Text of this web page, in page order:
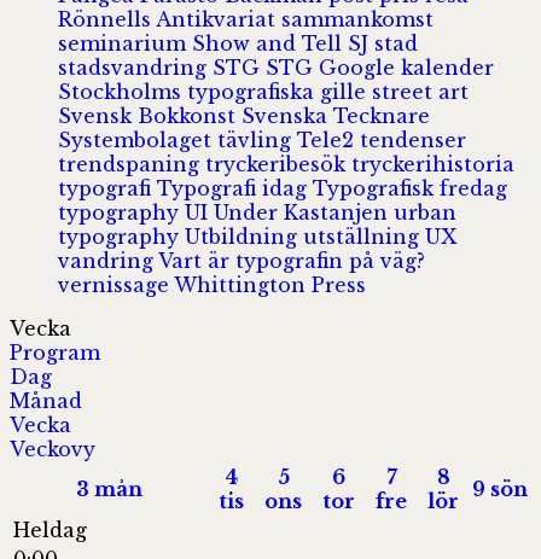
Rönnells Antikvariat sammankomst
seminarium Show and Tell SJ stad
stadsvandring STG STG Google kalender
Stockholms typografiska gille street art
Svensk Bokkonst Svenska Tecknare
Systembolaget tävling Tele2 tendenser
trendspaning tryckeribesök tryckerihistoria
typografi Typografi idag Typografisk fredag
typography UI Under Kastanjen urban
typography Utbildning utställning UX
vandring Vart är typografin på väg?
vernissage Whittington Press
Vecka
Program
Dag
Månad
Vecka
Veckovy
3 mån
4
tis
5
ons
6
tor
7
fre
8
lör
9 sön
Heldag